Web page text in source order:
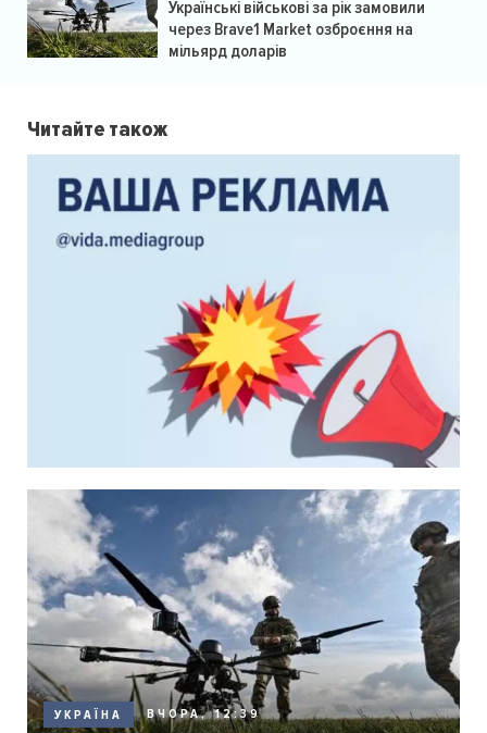
Українські військові за рік замовили
через Brave1 Market озброєння на
мільярд доларів
Читайте також
УКРАЇНА ВЧОРА, 12:39